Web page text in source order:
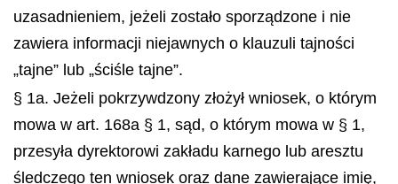
uzasadnieniem, jeżeli zostało sporządzone i nie
zawiera informacji niejawnych o klauzuli tajności
„tajne” lub „ściśle tajne”.
§ 1a. Jeżeli pokrzywdzony złożył wniosek, o którym
mowa w art. 168a § 1, sąd, o którym mowa w § 1,
przesyła dyrektorowi zakładu karnego lub aresztu
śledczego ten wniosek oraz dane zawierające imię,